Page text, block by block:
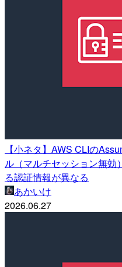
【小ネタ】AWS CLIの
ル（マルチセッション無効
る認証情報が異なる
あかいけ
2026.06.27